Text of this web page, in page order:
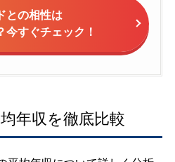
との相性は
今すぐチェック！
年収を徹底比較